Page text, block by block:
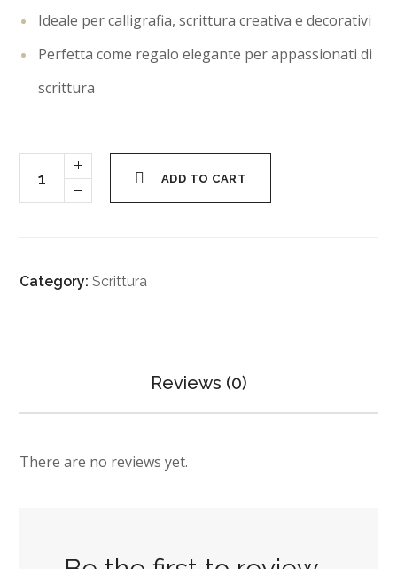
Ideale per calligrafia, scrittura creativa e decorativi
Perfetta come regalo elegante per appassionati di
scrittura
ADD TO CART
Category:Scrittura
Reviews (0)
There are no reviews yet.